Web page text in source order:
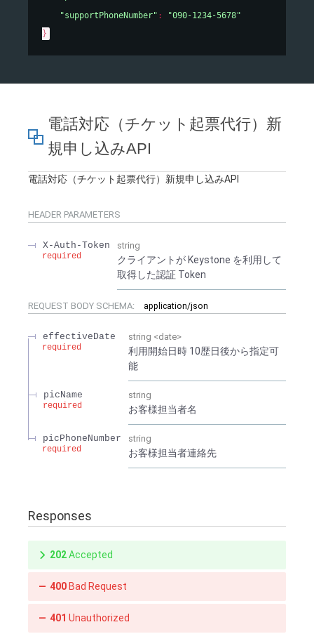
"supportPhoneNumber" :
"090-1234-5678"
}
電話対応（チケット起票代行）新
規申し込みAPI
電話対応（チケット起票代行）新規申し込みAPI
HEADER PARAMETERS
X-Auth-Token
required
string
クライアントが Keystone を利用して
取得した認証 Token
REQUEST BODY SCHEMA: application/json
effectiveDate
required
string <date>
利用開始日時 10歴日後から指定可
能
picName
required
string
お客様担当者名
picPhoneNumber
required
string
お客様担当者連絡先
Responses
202Accepted
400 Bad Request
401 Unauthorized